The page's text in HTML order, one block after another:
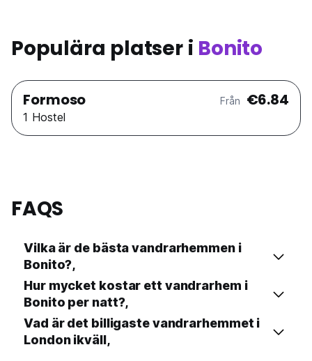
Populära platser i Bonito
Formoso Från €6.84
1 Hostel
FAQS
Vilka är de bästa vandrarhemmen i
Bonito?,
Hur mycket kostar ett vandrarhem i
Bonito per natt?,
Vad är det billigaste vandrarhemmet i
London ikväll,